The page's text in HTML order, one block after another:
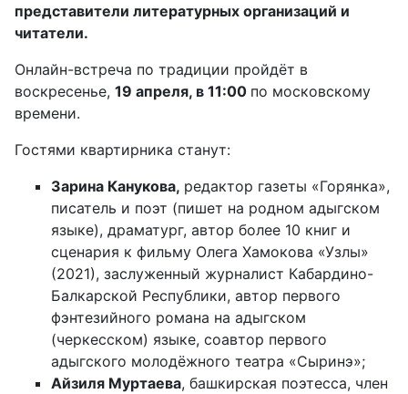
представители литературных организаций и
читатели.
Онлайн-встреча по традиции пройдёт в
воскресенье, 19 апреля, в 11:00 по московскому
времени.
Гостями квартирника станут:
Зарина Канукова, редактор газеты «Горянка»,
писатель и поэт (пишет на родном адыгском
языке), драматург, автор более 10 книг и
сценария к фильму Олега Хамокова «Узлы»
(2021), заслуженный журналист Кабардино-
Балкарской Республики, автор первого
фэнтезийного романа на адыгском
(черкесском) языке, соавтор первого
адыгского молодёжного театра «Сыринэ»;
Айзиля Муртаева, башкирская поэтесса, член